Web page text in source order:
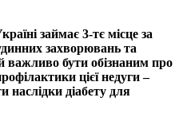
займає 3-тє місце за
захворювань та
важливо бути обізнаним про
цієї недуги –
наслідки діабету для